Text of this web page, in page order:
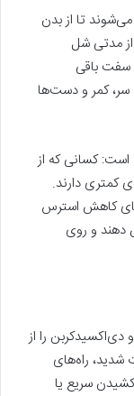
تا از بدن
مدتی شل
سفت باقی
سر، کمر و دست‌ها
کسانی که از
کمتری دارند.
کاهش استرس
دهند و روی
را از
راه‌های
سریع یا